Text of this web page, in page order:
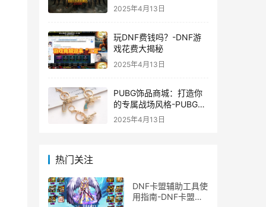
版120帧游戏体验优化
2025年4月13日
玩DNF费钱吗？-DNF游
戏花费大揭秘
2025年4月13日
PUBG饰品商城：打造你
的专属战场风格-PUBG游
戏内饰品购买指南
2025年4月13日
热门关注
DNF卡盟辅助工具使
用指南-DNF卡盟辅